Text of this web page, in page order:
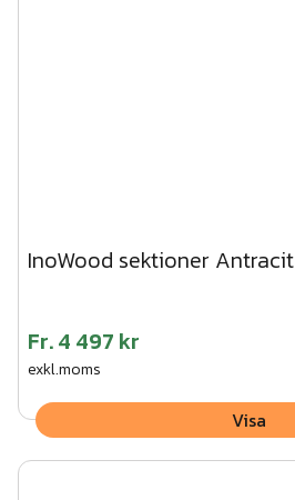
InoWood sektioner Antracit
Fr.4 497 kr
exkl.moms
Visa